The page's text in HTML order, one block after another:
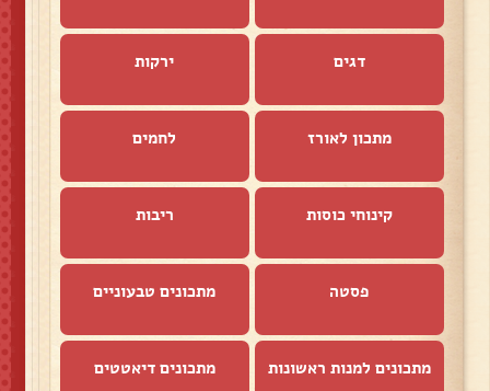
דגים ירקות
מתכון לאורז לחמים
קינוחי כוסות ריבות
פסטה מתכונים טבעוניים
מתכונים למנות ראשונות מתכונים דיאטטים